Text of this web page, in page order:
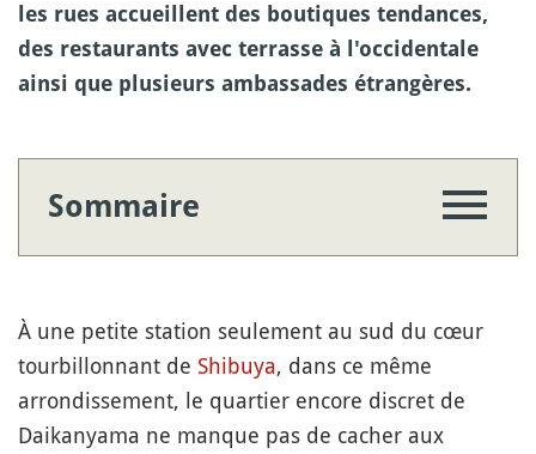
les rues accueillent des boutiques tendances,
des restaurants avec terrasse à l'occidentale
ainsi que plusieurs ambassades étrangères.
Sommaire
À une petite station seulement au sud du cœur
tourbillonnant de Shibuya, dans ce même
arrondissement, le quartier encore discret de
Daikanyama ne manque pas de cacher aux